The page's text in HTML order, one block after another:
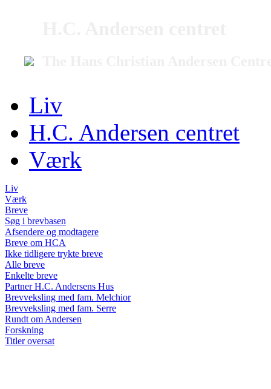
Liv
H.C. Andersen centret
Værk
Liv
Værk
Breve
Søg i brevbasen
Afsendere og modtagere
Breve om HCA
Ikke tidligere trykte breve
Alle breve
Enkelte breve
Partner H.C. Andersens Hus
Brevveksling med fam. Melchior
Brevveksling med fam. Serre
Rundt om Andersen
Forskning
Titler oversat